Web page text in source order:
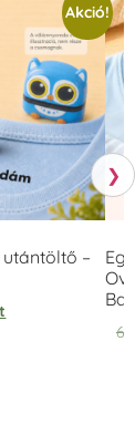
Akció!
–
❯